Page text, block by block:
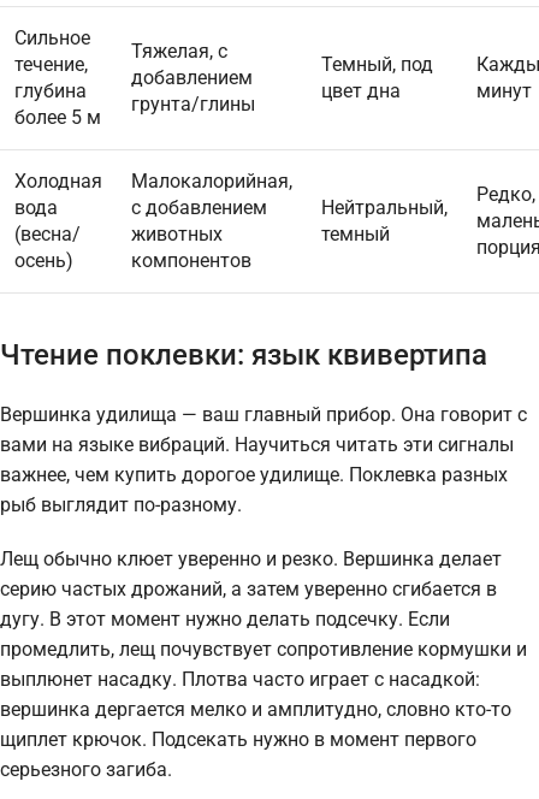
Сильное
течение,
глубина
более 5 м
Тяжелая, с
добавлением
грунта/глины
Темный, под
цвет дна
минут
Холодная
вода
(весна/
осень)
Малокалорийная,
с добавлением
животных
компонентов
Нейтральный,
темный
Редко,
Чтение поклевки: язык квивертипа
Вершинка удилища — ваш главный прибор. Она говорит с
вами на языке вибраций. Научиться читать эти сигналы
важнее, чем купить дорогое удилище. Поклевка разных
рыб выглядит по-разному.
Лещ обычно клюет уверенно и резко. Вершинка делает
серию частых дрожаний, а затем уверенно сгибается в
дугу. В этот момент нужно делать подсечку. Если
промедлить, лещ почувствует сопротивление кормушки и
выплюнет насадку. Плотва часто играет с насадкой:
вершинка дергается мелко и амплитудно, словно кто-то
щиплет крючок. Подсекать нужно в момент первого
серьезного загиба.